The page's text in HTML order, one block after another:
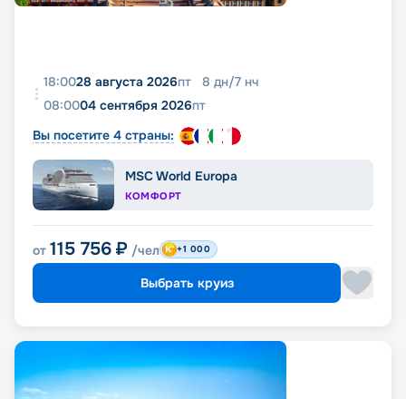
18:0028 августа 2026пт 8 дн/7 нч
08:0004 сентября 2026пт
Вы посетите 4 страны:
MSC World Europa
КОМФОРТ
от 115 756 ₽ /чел +1 000
Выбрать круиз